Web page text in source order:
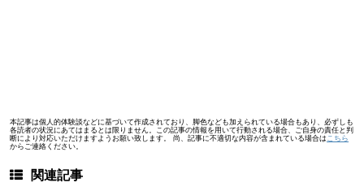
本記事は個人的体験談などに基づいて作成されており、脚色なども加えられている場合もあり、必ずしも
各読者の状況にあてはまるとは限りません。この記事の情報を用いて行動される場合、ご自身の責任と判
断により対応いただけますようお願い致します。 尚、記事に不適切な内容が含まれている場合は こちら
からご連絡ください。
関連記事